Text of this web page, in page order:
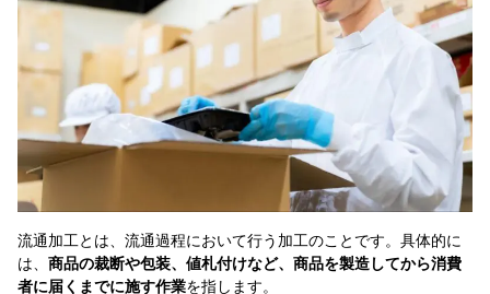
流通加工とは、流通過程において行う加工のことです。具体的に
は、 商品の裁断や包装、値札付けなど、商品を製造してから消費
者に届くまでに施す作業を指します。